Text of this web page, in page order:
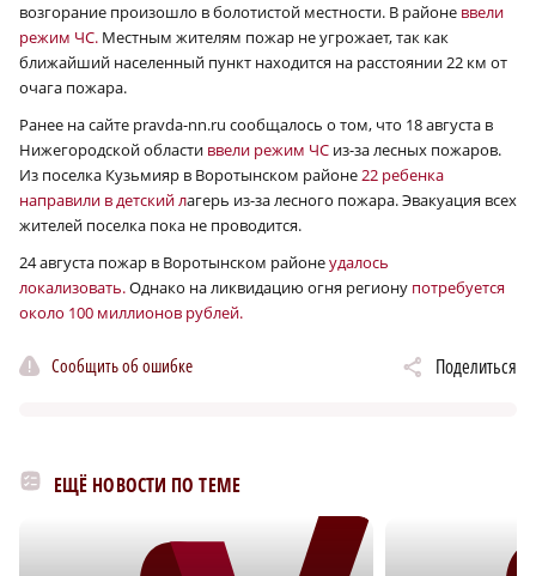
возгорание произошло в болотистой местности. В районе ввели
режим ЧС. Местным жителям пожар не угрожает, так как
ближайший населенный пункт находится на расстоянии 22 км от
очага пожара.
Ранее на сайте pravda-nn.ru сообщалось о том, что 18 августа в
Нижегородской области ввели режим ЧС из-за лесных пожаров.
Из поселка Кузьмияр в Воротынском районе22 ребенка
направили в детский лагерь из-за лесного пожара. Эвакуация всех
жителей поселка пока не проводится.
24 августа пожар в Воротынском районеудалось
локализовать.Однако на ликвидацию огня региону потребуется
около 100 миллионов рублей.
Сообщить об ошибке Поделиться
ЕЩЁ НОВОСТИ ПО ТЕМЕ